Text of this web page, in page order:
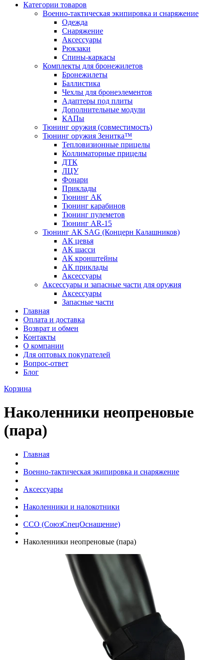
Категории товаров
Военно-тактическая экипировка и снаряжение
Одежда
Снаряжение
Аксессуары
Рюкзаки
Спины-каркасы
Комплекты для бронежилетов
Бронежилеты
Баллистика
Чехлы для бронеэлементов
Адаптеры под плиты
Дополнительные модули
КАПы
Тюнинг оружия (совместимость)
Тюнинг оружия Зенитка™
Тепловизионные прицелы
Коллиматорные прицелы
ДТК
ЛЦУ
Фонари
Приклады
Тюнинг АК
Тюнинг карабинов
Тюнинг пулеметов
Тюнинг AR-15
Тюнинг АК SAG (Концерн Калашников)
АК цевья
АК шасси
АК кронштейны
АК приклады
Аксессуары
Аксессуары и запасные части для оружия
Аксессуары
Запасные части
Главная
Оплата и доставка
Возврат и обмен
Контакты
О компании
Для оптовых покупателей
Вопрос-ответ
Блог
Корзина
Наколенники неопреновые
(пара)
Главная
Военно-тактическая экипировка и снаряжение
Аксессуары
Наколенники и налокотники
ССО (СоюзСпецОснащение)
Наколенники неопреновые (пара)